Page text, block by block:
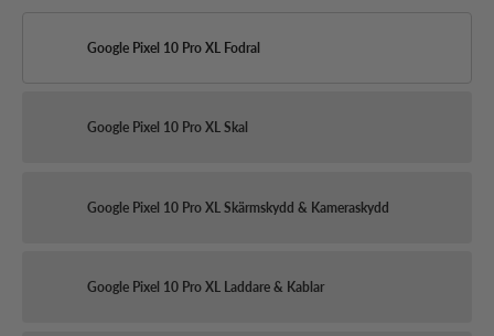
Google Pixel 10 Pro XL Fodral
Google Pixel 10 Pro XL Skal
Google Pixel 10 Pro XL Skärmskydd & Kameraskydd
Google Pixel 10 Pro XL Laddare & Kablar